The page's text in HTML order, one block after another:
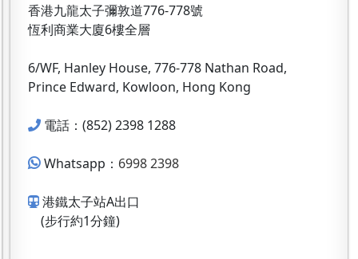
香港九龍太子彌敦道776-778號
恆利商業大廈6樓全層
6/WF, Hanley House, 776-778 Nathan Road,
Prince Edward, Kowloon, Hong Kong
電話：(852) 2398 1288
Whatsapp： 6998 2398
港鐵太子站A出口
(步行約1分鐘)